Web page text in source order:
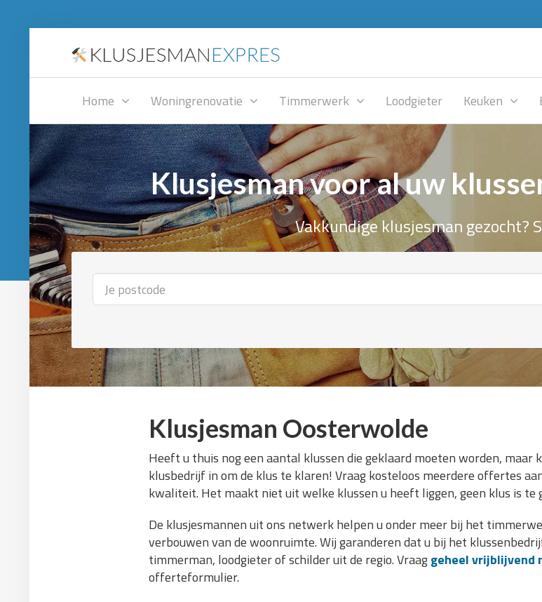
Home Woningrenovatie Timmerwerk Loodgieter Keuken
Klusjesman voor al uw
Vakkundige klusjesman gezocht?
Klusjesman Oosterwolde
Heeft u thuis nog een aantal klussen die geklaard moeten worden, maar
klusbedrijf in om de klus te klaren! Vraag kosteloos meerdere offertes
kwaliteit. Het maakt niet uit welke klussen u heeft liggen, geen klus is te
De klusjesmannen uit ons netwerk helpen u onder meer bij het
verbouwen van de woonruimte. Wij garanderen dat u bij het
timmerman, loodgieter of schilder uit de regio. Vraaggeheel vrijblijvend
offerteformulier.